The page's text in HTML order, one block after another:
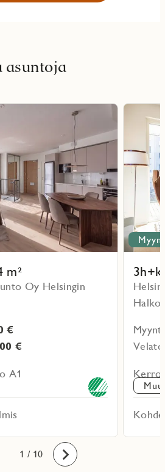
asuntoja
m²
Oy Helsingin
€
€
A1
Lue
kohteesta
1
2
3
4
5
6
7
8
9
10 / 10 Eteenpäin